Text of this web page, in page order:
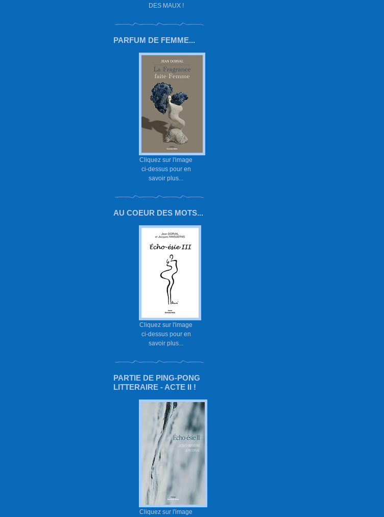
DES MAUX !
PARFUM DE FEMME...
Cliquez sur l'image
ci-dessus pour en
savoir plus...
AU COEUR DES MOTS...
Cliquez sur l'image
ci-dessus pour en
savoir plus...
PARTIE DE PING-PONG
LITTERAIRE - ACTE II !
Cliquez sur l'image